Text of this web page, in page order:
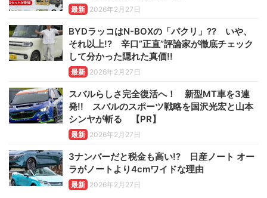
最新 2026年2月27日
BYDラッコはN-BOXの「パクリ」?? いや、
それ以上!? 辛口”正直”評論家が徹底チェック
して分かった隠れた真価!!
最新 2026年2月27日
スバルらしさ完全復活へ！ 新型MT車を3連
発!! スバルのスポーツ戦略を国沢光宏と山本
シンヤが斬る 【PR】
最新 2026年2月27日
3ナンバーだと税金も高い!? 日産ノート オー
ラがノートより4cmワイドな理由
最新 2026年2月27日